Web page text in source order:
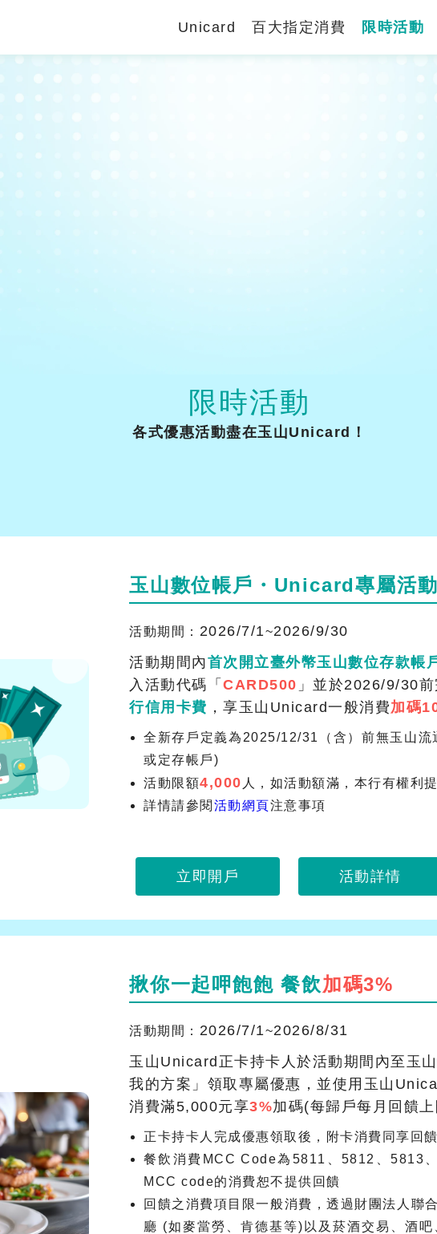
Unicard 百大指定消費 限時活動
限時活動
各式優惠活動盡在玉山Unicard！
玉山數位帳戶・Unicard專屬活動
活動期間： 2026/7/1~2026/9/30
活動期間內首次開立臺外幣玉山數位存款帳
入活動代碼「 CARD500 」並於2026/9/30
行信用卡費 ，享玉山Unicard一般消費加碼
全新存戶定義為2025/12/31（含）前無玉山
或定存帳戶)
活動限額4,000 人，如活動額滿，本行有權利
詳情請參閱 活動網頁注意事項
立即開戶 活動詳情
揪你一起呷飽飽 餐飲加碼3%
活動期間： 2026/7/1~2026/8/31
玉山Unicard正卡持卡人於活動期間內至玉
我的方案」領取專屬優惠，並使用玉山
消費滿5,000元享3%加碼(每歸戶每月回饋
正卡持卡人完成優惠領取後，附卡消費同享回饋
餐飲消費MCC Code為5811、5812、5813
MCC code的消費恕不提供回饋
回饋之消費項目限一般消費，透過財團法人聯
廳 (如麥當勞、肯德基等)以及菸酒交易、酒